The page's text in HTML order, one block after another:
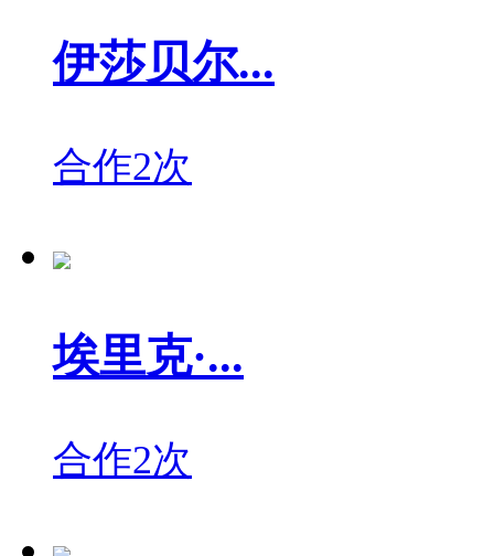
伊莎贝尔...
合作2次
埃里克·...
合作2次